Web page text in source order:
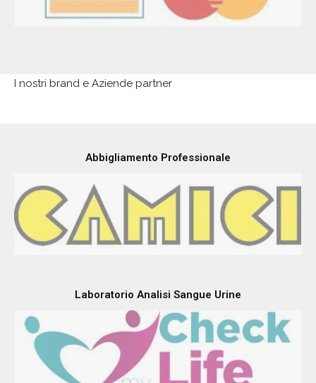
I nostri brand e Aziende partner
Abbigliamento Professionale
Laboratorio Analisi Sangue Urine